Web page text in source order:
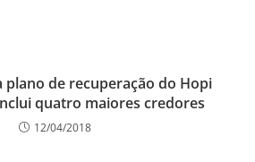
plano de recuperação do Hopi
quatro maiores credores
12/04/2018